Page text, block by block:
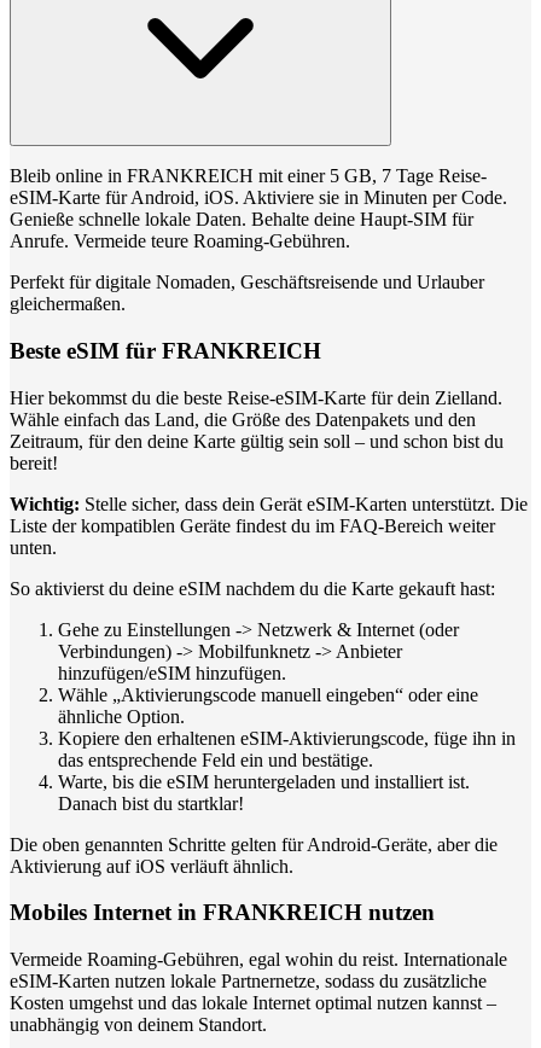
Bleib online in FRANKREICH mit einer 5 GB, 7 Tage Reise-
eSIM-Karte für Android, iOS. Aktiviere sie in Minuten per Code.
Genieße schnelle lokale Daten. Behalte deine Haupt-SIM für
Anrufe. Vermeide teure Roaming-Gebühren.
Perfekt für digitale Nomaden, Geschäftsreisende und Urlauber
gleichermaßen.
Beste eSIM für FRANKREICH
Hier bekommst du die beste Reise-eSIM-Karte für dein Zielland.
Wähle einfach das Land, die Größe des Datenpakets und den
Zeitraum, für den deine Karte gültig sein soll – und schon bist du
bereit!
Wichtig: Stelle sicher, dass dein Gerät eSIM-Karten unterstützt. Die
Liste der kompatiblen Geräte findest du im FAQ-Bereich weiter
unten.
So aktivierst du deine eSIM nachdem du die Karte gekauft hast:
Gehe zu Einstellungen -> Netzwerk & Internet (oder
Verbindungen) -> Mobilfunknetz -> Anbieter
hinzufügen/eSIM hinzufügen.
Wähle „Aktivierungscode manuell eingeben“ oder eine
ähnliche Option.
Kopiere den erhaltenen eSIM-Aktivierungscode, füge ihn in
das entsprechende Feld ein und bestätige.
Warte, bis die eSIM heruntergeladen und installiert ist.
Danach bist du startklar!
Die oben genannten Schritte gelten für Android-Geräte, aber die
Aktivierung auf iOS verläuft ähnlich.
Mobiles Internet in FRANKREICH nutzen
Vermeide Roaming-Gebühren, egal wohin du reist. Internationale
eSIM-Karten nutzen lokale Partnernetze, sodass du zusätzliche
Kosten umgehst und das lokale Internet optimal nutzen kannst –
unabhängig von deinem Standort.